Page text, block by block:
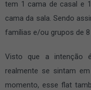
tem 1 cama de casal e
cama da sala. Sendo
famílias e/ou grupos de 8
Visto que a intenção
realmente se sintam
momento, esse flat